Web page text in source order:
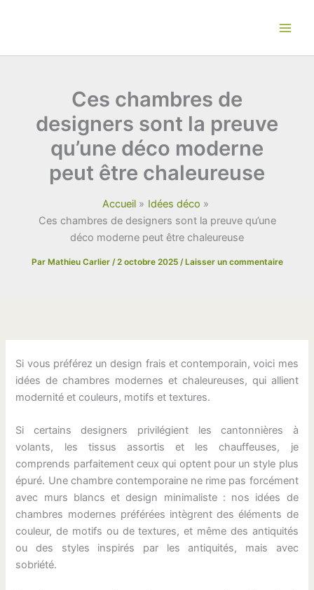
Ces chambres de
designers sont la preuve
qu’une déco moderne
peut être chaleureuse
Accueil
Idées déco
Ces chambres de designers sont la preuve qu’une
déco moderne peut être chaleureuse
Par Mathieu Carlier /2 octobre 2025 /Laisser un commentaire
Si vous préférez un design frais et contemporain, voici mes
idées de chambres modernes et chaleureuses, qui allient
modernité et couleurs, motifs et textures.
Si certains designers privilégient les cantonnières à
volants, les tissus assortis et les chauffeuses, je
comprends parfaitement ceux qui optent pour un style plus
épuré. Une chambre contemporaine ne rime pas forcément
avec murs blancs et design minimaliste : nos idées de
chambres modernes préférées intègrent des éléments de
couleur, de motifs ou de textures, et même des antiquités
ou des styles inspirés par les antiquités, mais avec
sobriété.